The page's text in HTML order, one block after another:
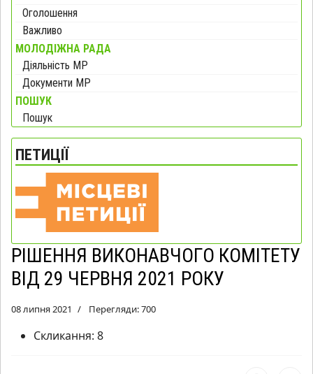
Оголошення
Важливо
МОЛОДІЖНА РАДА
Діяльність МР
Документи МР
ПОШУК
Пошук
ПЕТИЦІЇ
РІШЕННЯ ВИКОНАВЧОГО КОМІТЕТУ
ВІД 29 ЧЕРВНЯ 2021 РОКУ
08 липня 2021 Перегляди: 700
Скликання: 8